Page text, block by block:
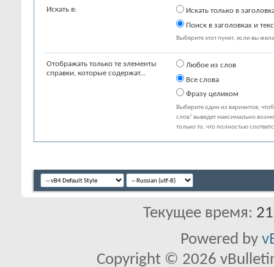
Искать в:
Искать только в
Поиск в заголовках и
Выберите этот пункт, если вы
Отображать только те элементы
справки, которые содержат...
Любое из слов
Все слова
Фразу целиком
Выберите один из вариантов,
слов" выведет максимально
только то, что полностью
Текущее время:
Powered by
Copyright © 2026